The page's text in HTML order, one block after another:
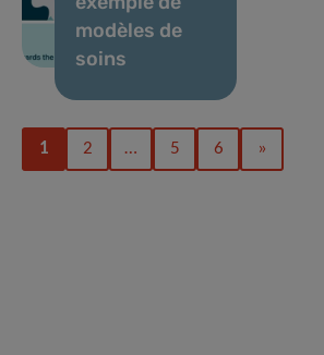
modèles de
soins
1 2 … 5 6 »